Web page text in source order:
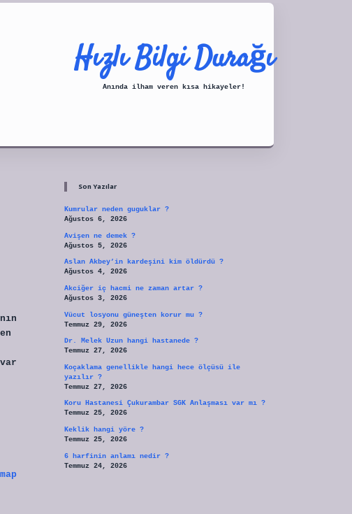
Hızlı Bilgi Durağı
Anında ilham veren kısa hikayeler!
Son Yazılar
Kumrular neden guguklar ?
Ağustos 6, 2026
Avişen ne demek ?
Ağustos 5, 2026
Aslan Akbey’in kardeşini kim öldürdü ?
Ağustos 4, 2026
Akciğer iç hacmi ne zaman artar ?
Ağustos 3, 2026
Vücut losyonu güneşten korur mu ?
Temmuz 29, 2026
Dr. Melek Uzun hangi hastanede ?
Temmuz 27, 2026
Koçaklama genellikle hangi hece ölçüsü ile
yazılır ?
Temmuz 27, 2026
Koru Hastanesi Çukurambar SGK Anlaşması var mı ?
Temmuz 25, 2026
Keklik hangi yöre ?
Temmuz 25, 2026
6 harfinin anlamı nedir ?
Temmuz 24, 2026